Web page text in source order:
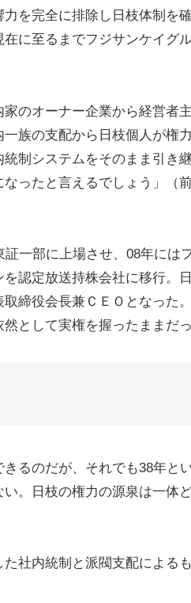
を完全に排除し日枝体制を
に至るまでフジサンケイグ
のオーナー企業から経営者
族の支配から日枝個人が権
制システムをそのまま引き
ったと言えるでしょう」（
一部に上場させ、08年には
認定放送持株会社に移行。
締役会長兼ＣＥＯとなった
として実権を握ったままだっ
るのだが、それでも38年と
。日枝の権力の源泉は一体
社内統制と派閥支配による